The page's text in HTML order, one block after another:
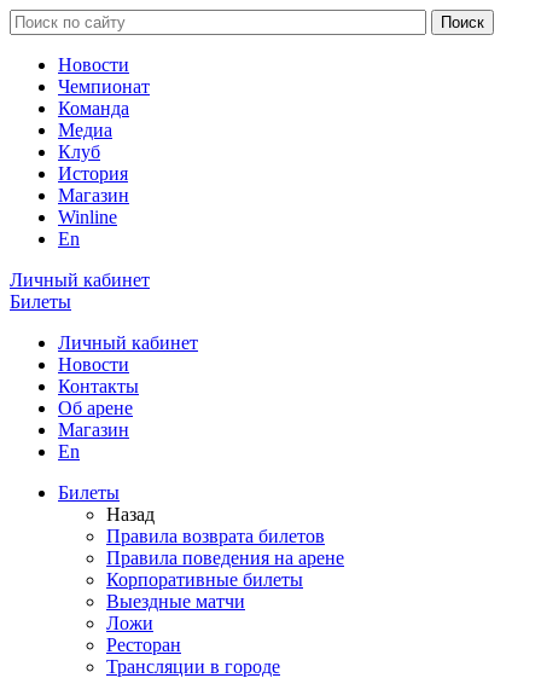
Новости
Чемпионат
Команда
Медиа
Клуб
История
Магазин
Winline
En
Личный кабинет
Билеты
Личный кабинет
Новости
Контакты
Об арене
Магазин
En
Билеты
Назад
Правила возврата билетов
Правила поведения на арене
Корпоративные билеты
Выездные матчи
Ложи
Ресторан
Трансляции в городе